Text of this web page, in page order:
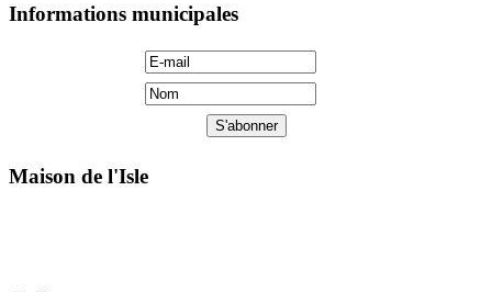
Informations municipales
Maison de l'Isle